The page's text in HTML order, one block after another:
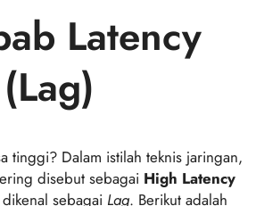
Latency
tinggi? Dalam istilah teknis jaringan,
disebut sebagai High Latency
sebagai Lag. Berikut adalah